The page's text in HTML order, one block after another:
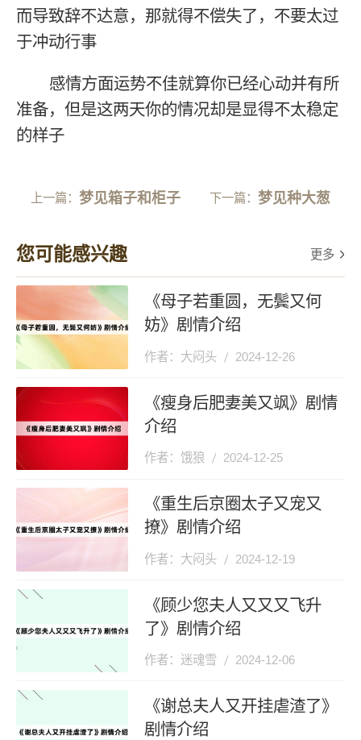
而导致辞不达意，那就得不偿失了，不要太过
于冲动行事
感情方面运势不佳就算你已经心动并有所
准备，但是这两天你的情况却是显得不太稳定
的样子
上一篇：梦见箱子和柜子 下一篇： 梦见种大葱
您可能感兴趣 更多
《母子若重圆，无鬓又何
妨》剧情介绍
作者：大闷头 2024-12-26
《瘦身后肥妻美又飒》剧情
介绍
作者：饿狼 2024-12-25
《重生后京圈太子又宠又
撩》剧情介绍
作者：大闷头 2024-12-19
《顾少您夫人又又又飞升
了》剧情介绍
作者：迷魂雪 2024-12-06
《谢总夫人又开挂虐渣了》
剧情介绍